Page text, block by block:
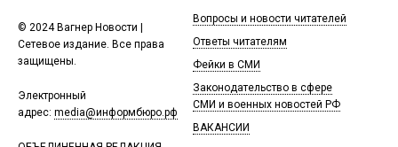
© 2024 Вагнер Новости |
Сетевое издание. Все права
защищены.
Электронный
адрес: media@информбюро.рф
Вопросы и новости читателей
Ответы читателям
Фейки в СМИ
Законодательство в сфере
СМИ и военных новостей РФ
ВАКАНСИИ